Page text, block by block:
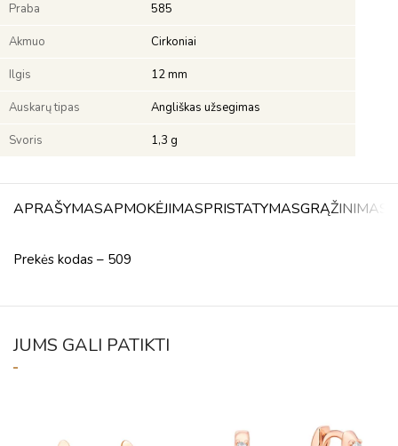
Praba 585
Akmuo Cirkoniai
Ilgis 12 mm
Auskarų tipas Angliškas užsegimas
Svoris 1,3 g
APRAŠYMASAPMOKĖJIMASPRISTATYMASGRĄŽINIMAS
Prekės kodas – 509
JUMS GALI PATIKTI